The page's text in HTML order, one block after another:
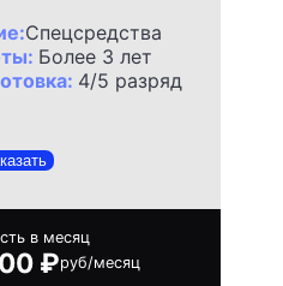
Спецсредства
Более 3 лет
4/5 разряд
в месяц
₽руб/месяц